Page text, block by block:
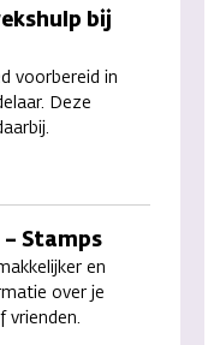
bij
voorbereid in
Deze
Stamps
en
over je
vrienden.